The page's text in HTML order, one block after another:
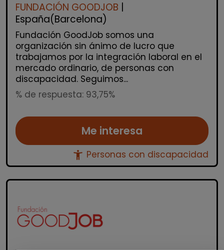
FUNDACIÓN GOODJOB
España(Barcelona)
Fundación GoodJob somos una
organización sin ánimo de lucro que
trabajamos por la integración laboral en el
mercado ordinario, de personas con
discapacidad. Seguimos...
% de respuesta: 93,75%
Me interesa
accessibility_new Personas con discapacidad